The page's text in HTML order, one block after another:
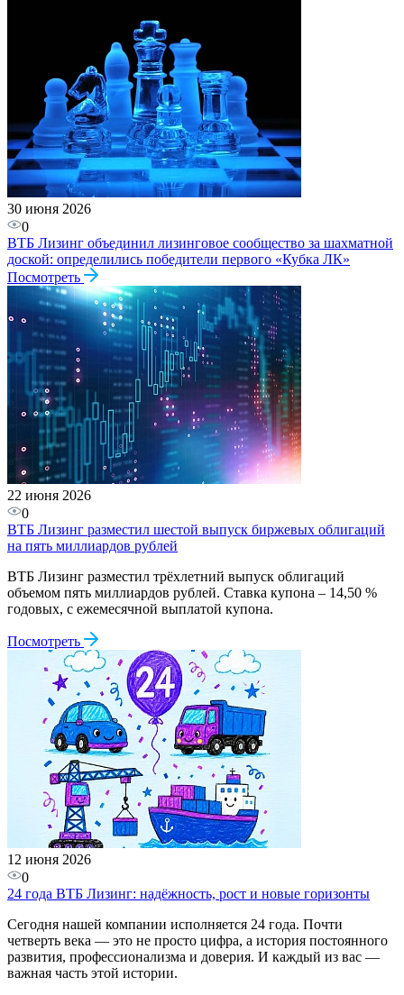
30 июня 2026
0
ВТБ Лизинг объединил лизинговое сообщество за шахматной
доской: определились победители первого «Кубка ЛК»
Посмотреть
22 июня 2026
0
ВТБ Лизинг разместил шестой выпуск биржевых облигаций
на пять миллиардов рублей
ВТБ Лизинг разместил трёхлетний выпуск облигаций
объемом пять миллиардов рублей. Ставка купона – 14,50 %
годовых, с ежемесячной выплатой купона.
Посмотреть
12 июня 2026
0
24 года ВТБ Лизинг: надёжность, рост и новые горизонты
Сегодня нашей компании исполняется 24 года. Почти
четверть века — это не просто цифра, а история постоянного
развития, профессионализма и доверия. И каждый из вас —
важная часть этой истории.